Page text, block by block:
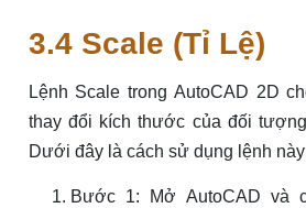
3.4 Scale (Tỉ Lệ)
Lệnh Scale trong AutoCAD 2D
thay đổi kích thước của đối
Dưới đây là cách sử dụng lệnh
Bước 1: Mở AutoCAD và